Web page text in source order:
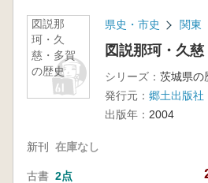
図説那
珂・久
慈・多賀
の歴史
県史・市史 関東
図説那珂・久
シリーズ： 茨城県の
発行元： 郷土出版社
出版年： 2004
新刊 在庫なし
古書 2点